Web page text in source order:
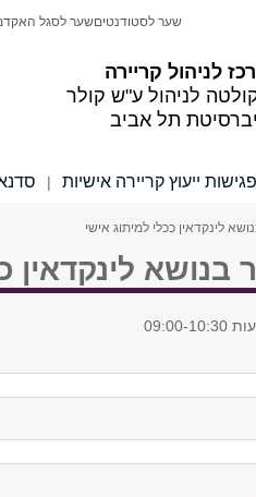
לניהול קריירה
לניהול ע"ש קולר
תל אביב
שער לסטודנטיםשער לסגל
פגישות ייעוץ קריירה אישיות |
לינקדאין ככלי למיתוג אישי
לינקדאין